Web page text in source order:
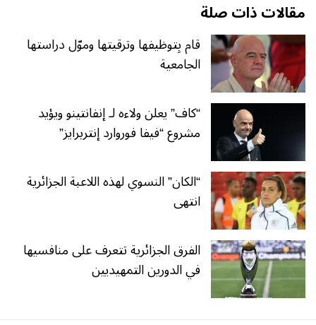
مقالات ذات صلة
قام بِتوظيفها وترقيتها وموّل دراستها
الجامعية
“كاف” يعلن ولاءه لـ إنفانتينو ويؤيد
مشروع “فيفا فوروارد إنتربرايز”
“الكان” النسوي لهذه اللاعبة الجزائرية
انتهى
الفرق الجزائرية تتعرف على منافسيها
في الدورين التمهيديين